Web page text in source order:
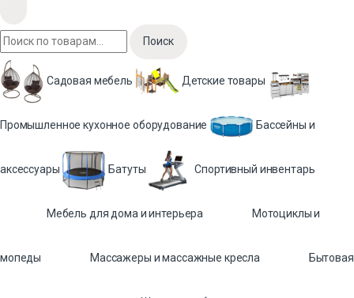
Поиск
Садовая мебель Детские товары
Промышленное кухонное оборудование Бассейны и
аксессуары Батуты Спортивный инвентарь
Мебель для дома и интерьера Мотоциклы и
мопеды Массажеры и массажные кресла Бытовая